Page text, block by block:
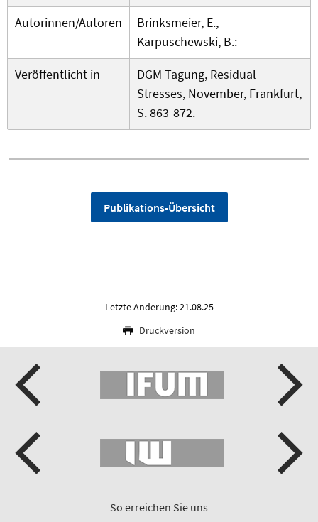
Autorinnen/Autoren
Brinksmeier, E.,
Karpuschewski, B.:
Veröffentlicht in
DGM Tagung, Residual
Stresses, November, Frankfurt,
S. 863-872.
Publikations-Übersicht
Letzte Änderung: 21.08.25
Druckversion
So erreichen Sie uns